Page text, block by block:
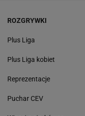
ROZGRYWKI
Plus Liga
Plus Liga kobiet
Reprezentacje
Puchar CEV